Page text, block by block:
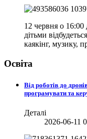
12 червня о 16:00
дітьми
каякінг, музику,
Освіта
Від роботів до
програмувати та
Деталі
2026-06-11